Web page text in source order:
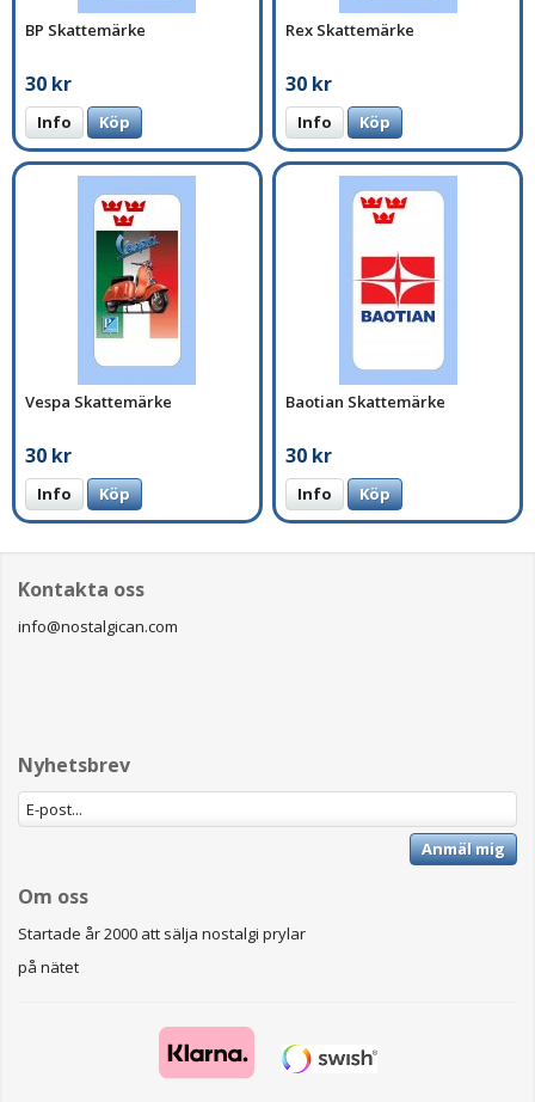
BP Skattemärke
30 kr
Info Köp
Rex Skattemärke
30 kr
Info Köp
Vespa Skattemärke
30 kr
Info Köp
Baotian Skattemärke
30 kr
Info Köp
Kontakta oss
info@nostalgican.com
Nyhetsbrev
Anmäl mig
Om oss
Startade år 2000 att sälja nostalgi prylar
på nätet